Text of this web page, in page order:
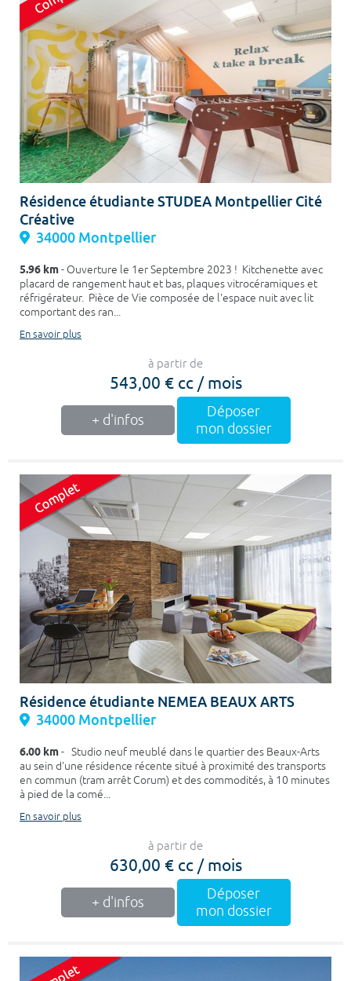
Résidence étudiante STUDEA Montpellier Cité
Créative
34000 Montpellier
5.96 km- Ouverture le 1er Septembre 2023 ! Kitchenette avec
placard de rangement haut et bas, plaques vitrocéramiques et
réfrigérateur. Pièce de Vie composée de l'espace nuit avec lit
comportant des ran...
En savoir plus
à partir de
543,00 € cc / mois
+ d'infos
Déposer
mon dossier
Résidence étudiante NEMEA BEAUX ARTS
34000 Montpellier
6.00 km- Studio neuf meublé dans le quartier des Beaux-Arts
au sein d'une résidence récente situé à proximité des transports
en commun (tram arrêt Corum) et des commodités, à 10 minutes
à pied de la comé...
En savoir plus
à partir de
630,00 € cc / mois
+ d'infos
Déposer
mon dossier